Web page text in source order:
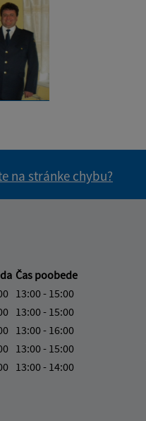
na stránke chybu?
Čas poobede
13:00 - 15:00
13:00 - 15:00
13:00 - 16:00
13:00 - 15:00
13:00 - 14:00